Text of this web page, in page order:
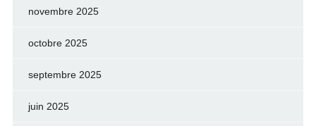
novembre 2025
octobre 2025
septembre 2025
juin 2025